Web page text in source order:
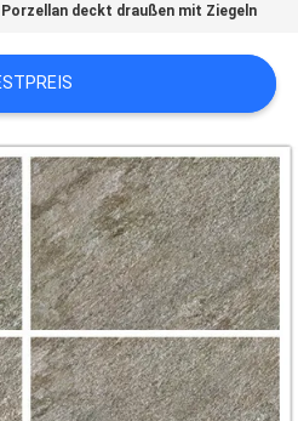
Porzellan deckt draußen mit Ziegeln